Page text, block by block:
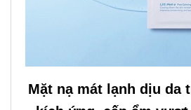
Mặt nạ mát lạnh dịu da